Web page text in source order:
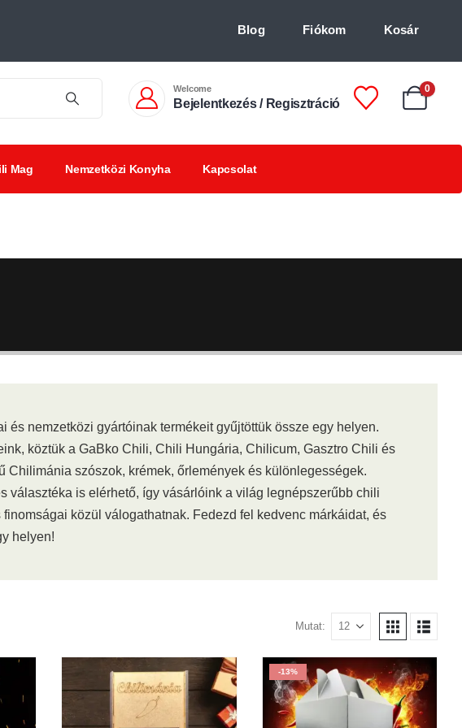
Blog Fiókom Kosár
Welcome
Bejelentkezés / Regisztráció
0
Mag Nemzetközi Konyha Kapcsolat
nemzetközi gyártóinak termékeit gyűjtöttük össze egy helyen.
köztük a GaBko Chili, Chili Hungária, Chilicum, Gasztro Chili és
szószok, krémek, őrlemények és különlegességek.
választéka is elérhető, így vásárlóink a világ legnépszerűbb chili
közül válogathatnak. Fedezd fel kedvenc márkáidat, és
helyen!
Mutat:
-13%